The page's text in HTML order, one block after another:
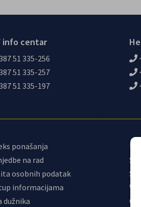
info centar
51 335-256
51 335-257
51 335-197
ponašanja
na rad
osobnih podatak
informacijama
dužnika